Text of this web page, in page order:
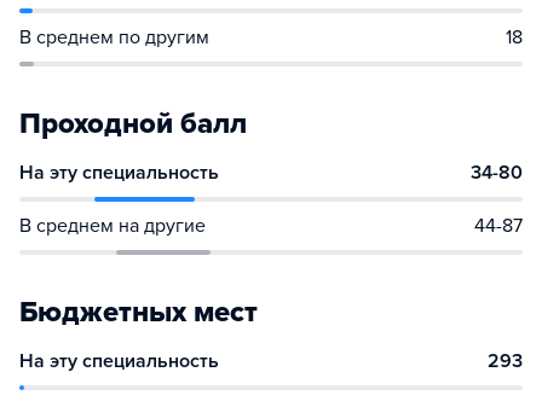
В среднем по другим 18
Проходной балл
На эту специальность 34-80
В среднем на другие 44-87
Бюджетных мест
На эту специальность 293